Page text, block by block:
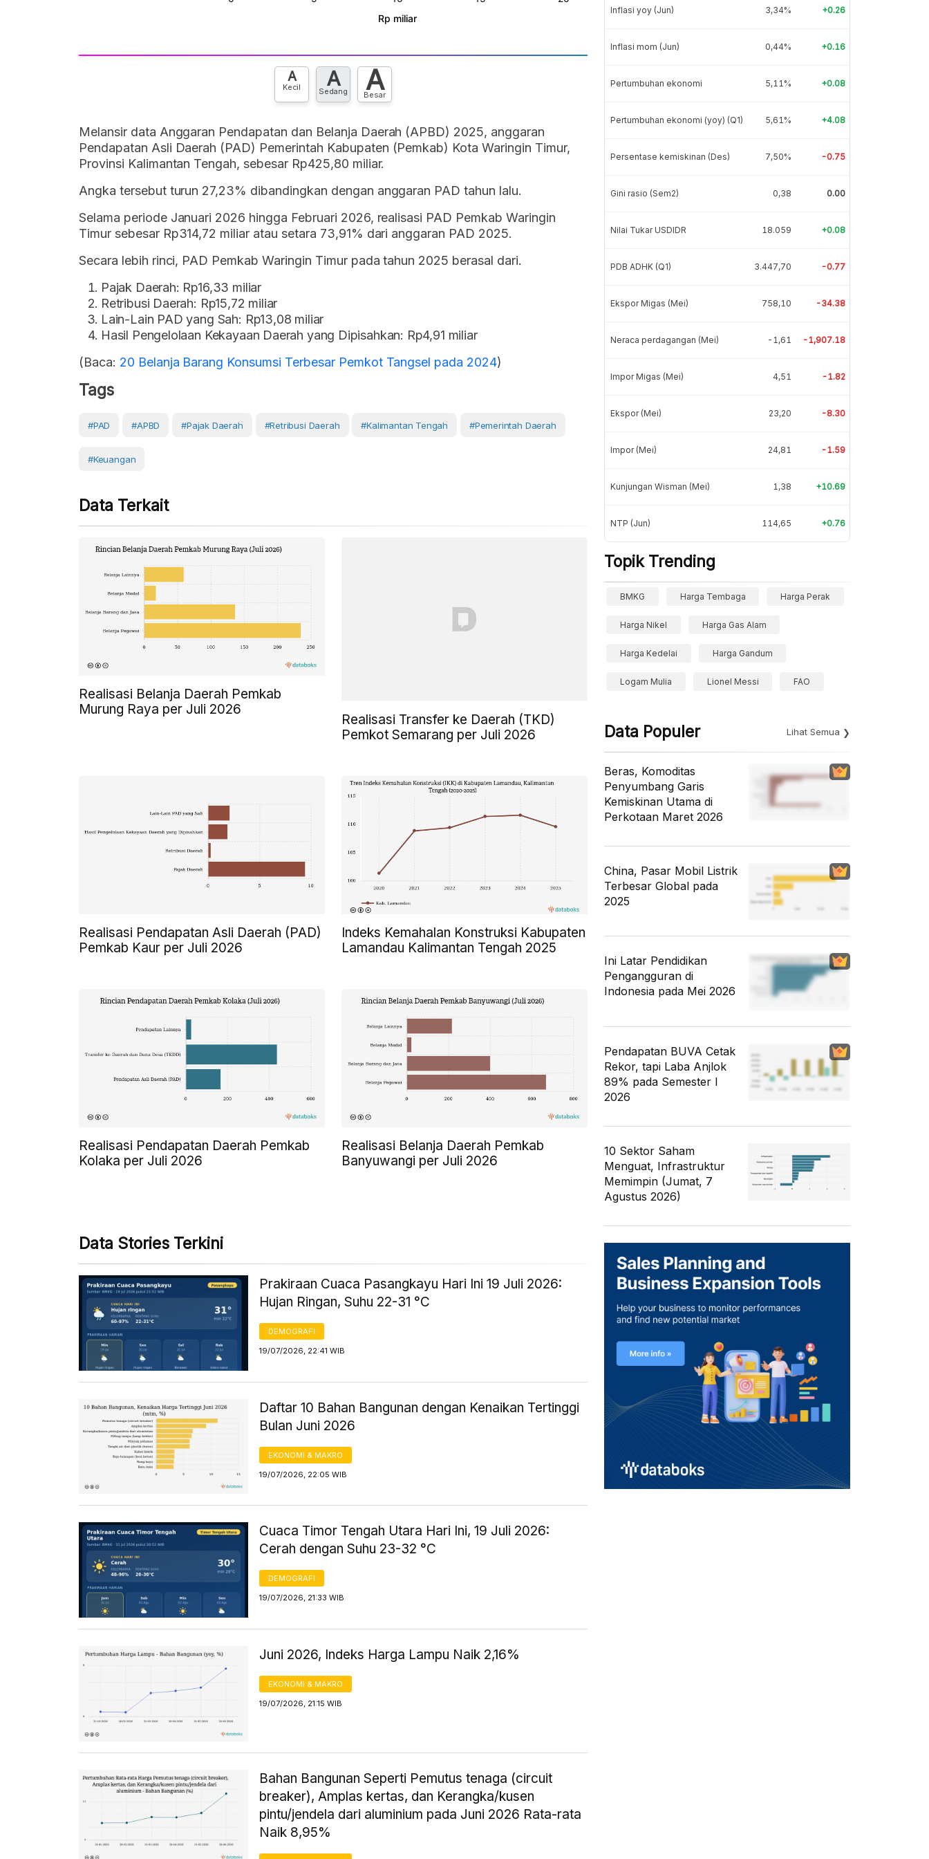
A
Kecil A
Sedang A
Besar
Melansir data Anggaran Pendapatan dan Belanja Daerah (APBD) 2025, anggaran
Pendapatan Asli Daerah (PAD) Pemerintah Kabupaten (Pemkab) Kota Waringin Timur,
Provinsi Kalimantan Tengah, sebesar Rp425,80 miliar.
Angka tersebut turun 27,23% dibandingkan dengan anggaran PAD tahun lalu.
Selama periode Januari 2026 hingga Februari 2026, realisasi PAD Pemkab Waringin
Timur sebesar Rp314,72 miliar atau setara 73,91% dari anggaran PAD 2025.
Secara lebih rinci, PAD Pemkab Waringin Timur pada tahun 2025 berasal dari.
Pajak Daerah: Rp16,33 miliar
Retribusi Daerah: Rp15,72 miliar
Lain-Lain PAD yang Sah: Rp13,08 miliar
Hasil Pengelolaan Kekayaan Daerah yang Dipisahkan: Rp4,91 miliar
(Baca: 20 Belanja Barang Konsumsi Terbesar Pemkot Tangsel pada 2024)
Tags
#PAD #APBD #pajak Daerah #Retribusi Daerah #Kalimantan Tengah #Pemerintah Daerah
#Keuangan
Data Terkait
Realisasi Belanja Daerah Pemkab
Murung Raya per Juli 2026
Realisasi Transfer ke Daerah (TKD)
Pemkot Semarang per Juli 2026
Realisasi Pendapatan Asli Daerah (PAD)
Pemkab Kaur per Juli 2026
Indeks Kemahalan Konstruksi Kabupaten
Lamandau Kalimantan Tengah 2025
Realisasi Pendapatan Daerah Pemkab
Kolaka per Juli 2026
Realisasi Belanja Daerah Pemkab
Banyuwangi per Juli 2026
Data Stories Terkini
Prakiraan Cuaca Pasangkayu Hari Ini 19 Juli 2026:
Hujan Ringan, Suhu 22-31 °C
DEMOGRAFI
19/07/2026, 22:41 WIB
Daftar 10 Bahan Bangunan dengan Kenaikan Tertinggi
Bulan Juni 2026
EKONOMI & MAKRO
19/07/2026, 22:05 WIB
Cuaca Timor Tengah Utara Hari Ini, 19 Juli 2026:
Cerah dengan Suhu 23-32 °C
DEMOGRAFI
19/07/2026, 21:33 WIB
Juni 2026, Indeks Harga Lampu Naik 2,16%
EKONOMI & MAKRO
19/07/2026, 21:15 WIB
Bahan Bangunan Seperti Pemutus tenaga (circuit
breaker), Amplas kertas, dan Kerangka/kusen
pintu/jendela dari aluminium pada Juni 2026 Rata-rata
Naik 8,95%
Inflasi yoy (Jun) 3,34% +0.26
Inflasi mom (Jun) 0,44% +0.16
Pertumbuhan ekonomi 5,11% +0.08
Pertumbuhan ekonomi (yoy) (Q1) 5,61% +4.08
Persentase kemiskinan (Des) 7,50% -0.75
Gini rasio (Sem2) 0,38 0.00
Nilai Tukar USDIDR 18.059 +0.08
PDB ADHK (Q1) 3.447,70 -0.77
Ekspor Migas (Mei) 758,10 -34.38
Neraca perdagangan (Mei) -1,61 -1,907.18
Impor Migas (Mei) 4,51 -1.82
Ekspor (Mei) 23,20 -8.30
Impor (Mei) 24,81 -1.59
Kunjungan Wisman (Mei) 1,38 +10.69
NTP (Jun) 114,65 +0.76
Topik Trending
BMKG Harga Tembaga Harga Perak
Harga Nikel Harga Gas Alam
Harga Kedelai Harga Gandum
Logam Mulia Lionel Messi FAO
Data Populer Lihat Semua
Beras, Komoditas
Penyumbang Garis
Kemiskinan Utama di
Perkotaan Maret 2026
China, Pasar Mobil Listrik
Terbesar Global pada
2025
Ini Latar Pendidikan
Pengangguran di
Indonesia pada Mei 2026
Pendapatan BUVA Cetak
Rekor, tapi Laba Anjlok
89% pada Semester I
2026
10 Sektor Saham
Menguat, Infrastruktur
Memimpin (Jumat, 7
Agustus 2026)